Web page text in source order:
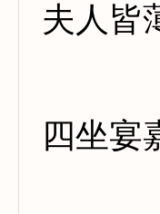
夫人皆
四坐宴